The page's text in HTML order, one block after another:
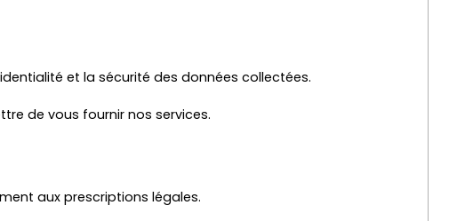
et la sécurité des données collectées.
de vous fournir nos services.
aux prescriptions légales.